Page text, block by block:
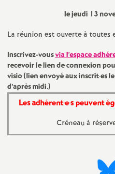
le jeudi 13
La réunion est ouverte à toutes
Inscrivez-vousvia l’espace
recevoir le lien de connexion
visio (lien envoyé aux inscrit·es
d’après midi.)
Les adhérent·e·s peuvent
Créneau à